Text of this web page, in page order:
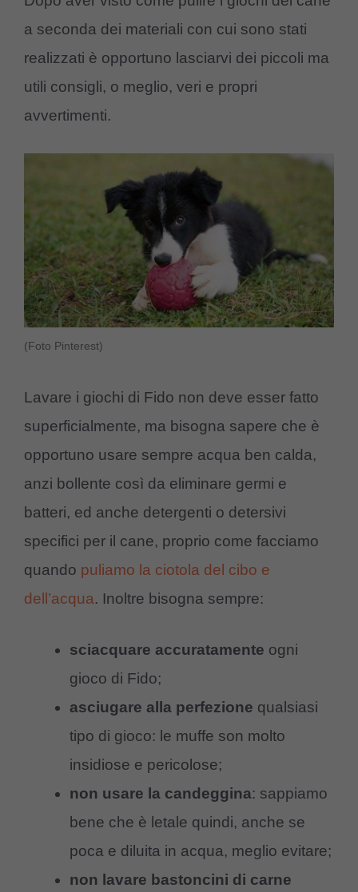
a seconda dei materiali con cui sono stati
realizzati è opportuno lasciarvi dei piccoli ma
utili consigli, o meglio, veri e propri
avvertimenti.
(Foto Pinterest)
Lavare i giochi di Fido non deve esser fatto
superficialmente, ma bisogna sapere che è
opportuno usare sempre acqua ben calda,
anzi bollente così da eliminare germi e
batteri, ed anche detergenti o detersivi
specifici per il cane, proprio come facciamo
quando puliamo la ciotola del cibo e
dell’acqua. Inoltre bisogna sempre:
sciacquare accuratamente ogni
gioco di Fido;
asciugare alla perfezione qualsiasi
tipo di gioco: le muffe son molto
insidiose e pericolose;
non usare la candeggina: sappiamo
bene che è letale quindi, anche se
poca e diluita in acqua, meglio evitare;
non lavare bastoncini di carne